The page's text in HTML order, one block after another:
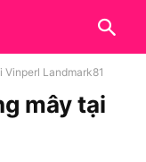
Vinperl Landmark81
mây tại